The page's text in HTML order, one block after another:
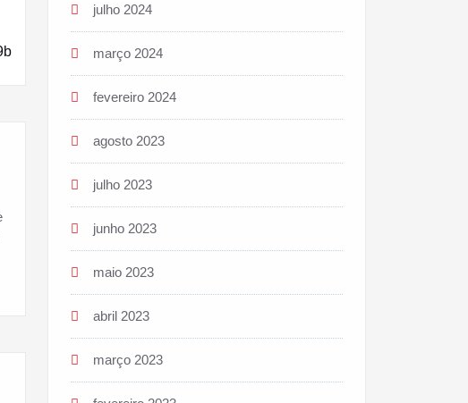
julho 2024
março 2024
fevereiro 2024
agosto 2023
julho 2023
junho 2023
maio 2023
abril 2023
março 2023